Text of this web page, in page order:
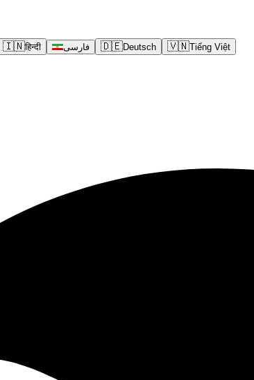
🇮🇳हिन्दी فارسی 🇩🇪Deutsch 🇻🇳Tiếng Việt